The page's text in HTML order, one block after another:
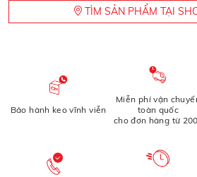
TÌM SẢN PHẨM TẠI
Bảo hành keo vĩnh viễn
Miễn phí vận
toàn quốc
cho đơn hàng từ